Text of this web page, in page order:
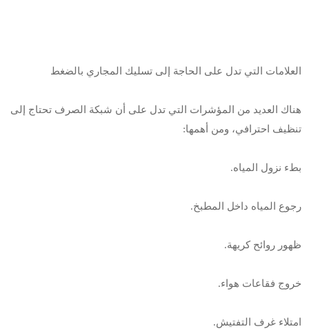
العلامات التي تدل على الحاجة إلى تسليك المجاري بالضغط
هناك العديد من المؤشرات التي تدل على أن شبكة الصرف تحتاج إلى
تنظيف احترافي، ومن أهمها:
بطء نزول المياه.
رجوع المياه داخل المطبخ.
ظهور روائح كريهة.
خروج فقاعات هواء.
امتلاء غرف التفتيش.